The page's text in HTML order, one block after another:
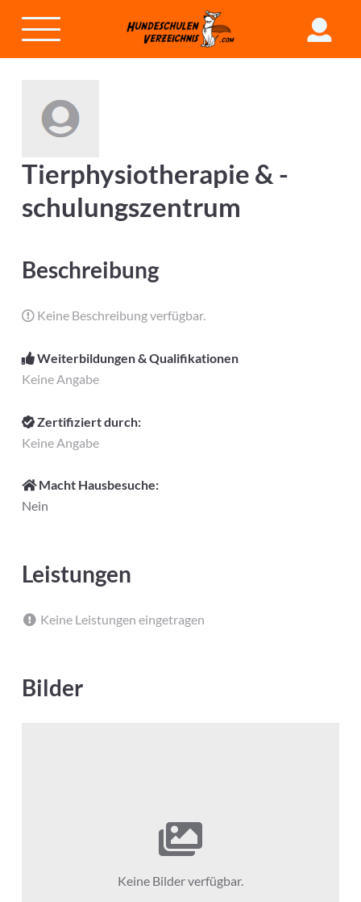
Tierphysiotherapie & -
schulungszentrum
Beschreibung
Keine Beschreibung verfügbar.
Weiterbildungen & Qualifikationen
Keine Angabe
Zertifiziert durch:
Keine Angabe
Macht Hausbesuche:
Nein
Leistungen
Keine Leistungen eingetragen
Bilder
Keine Bilder verfügbar.